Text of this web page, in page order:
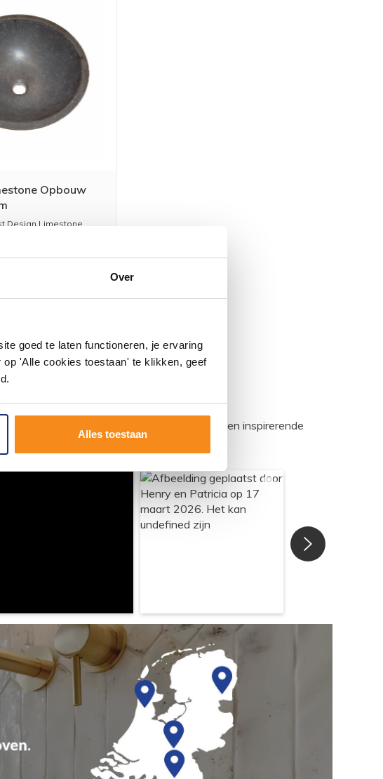
Over
goed te laten functioneren, je ervaring
'Alle cookies toestaan' te klikken, geef
Alles toestaan
Opbouw
Design Limestone
tag @megadumpnl. Samen bouwen we een inspirerende
je mee?